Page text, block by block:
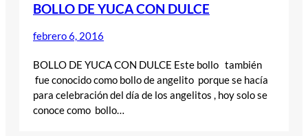
BOLLO DE YUCA CON DULCE
febrero 6, 2016
BOLLO DE YUCA CON DULCE Este bollo también
fue conocido como bollo de angelito porque se hacía
para celebración del día de los angelitos , hoy solo se
conoce como bollo…